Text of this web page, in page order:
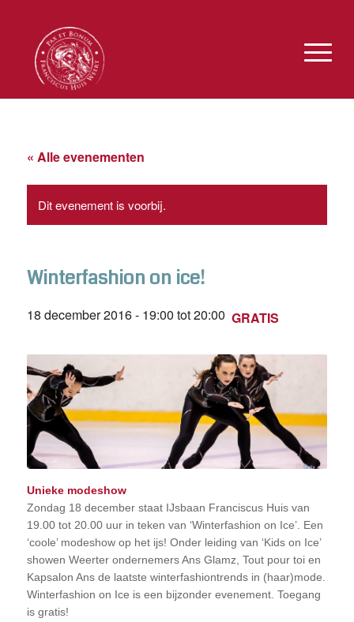
« Alle evenementen
Dit evenement is voorbij.
Winterfashion on ice!
18 december 2016 - 19:00tot20:00 GRATIS
Unieke modeshow
Zondag 18 december staat IJsbaan Franciscus Huis van
19.00 tot 20.00 uur in teken van ‘Winterfashion on Ice’. Een
‘coole’ modeshow op het ijs! Onder leiding van ‘Kids on Ice’
showen Weerter ondernemers Ans Glamz, Tout pour toi en
Kapsalon Ans de laatste winterfashiontrends in (haar)mode.
Winterfashion on Ice is een bijzonder evenement. Toegang
is gratis!